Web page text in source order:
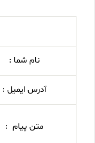
نام شما :
آدرس ایمیل :
متن پیام :